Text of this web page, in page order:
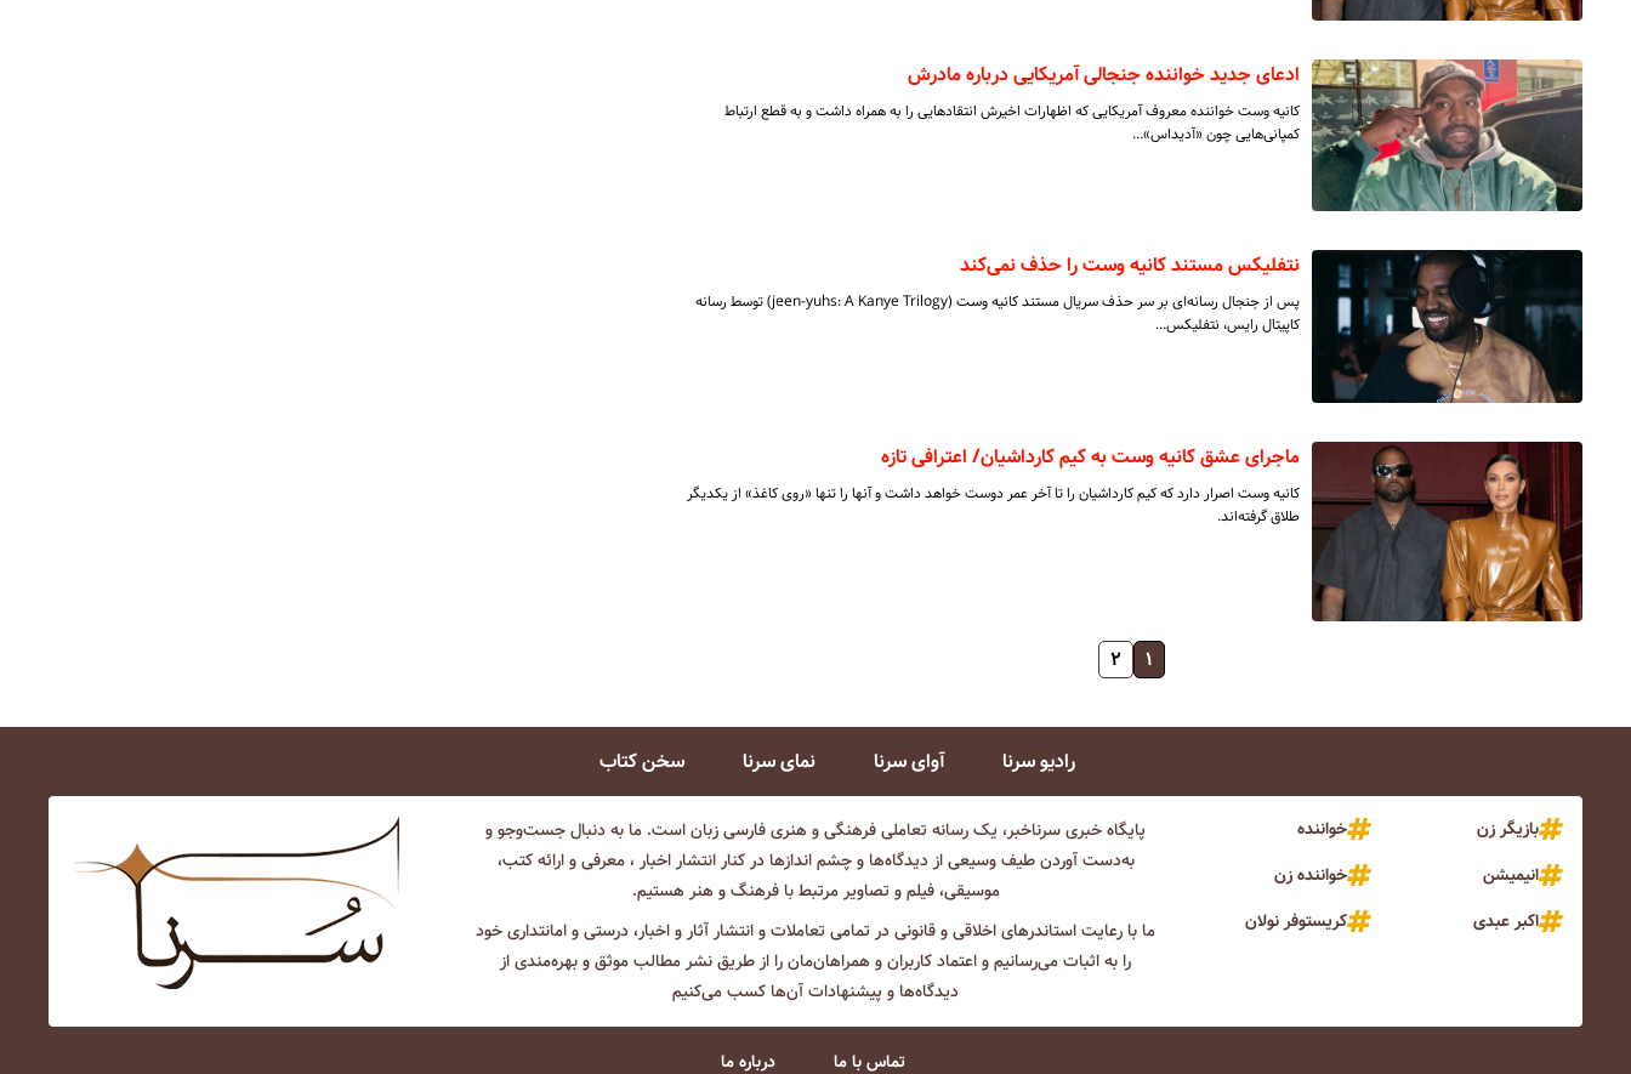
ادعای جدید خواننده جنجالی آمریکایی درباره مادرش
کانیه وست خواننده معروف آمریکایی که اظهارات اخیرش انتقادهایی را به همراه داشت و به قطع ارتباط
کمپانی‌هایی چون «آدیداس»…
نتفلیکس مستند کانیه وست را حذف نمی‌کند
پس از جنجال رسانه‌ای بر سر حذف سریال مستند کانیه وست (jeen-yuhs: A Kanye Trilogy) توسط رسانه
کاپیتال رایس، نتفلیکس…
ماجرای عشق کانیه وست به کیم کارداشیان/ اعترافی تازه
کانیه وست اصرار دارد که کیم کارداشیان را تا آخر عمر دوست خواهد داشت و آنها را تنها «روی کاغذ» از یکدیگر
طلاق گرفته‌اند.
۱ ۲
رادیو سرنا آوای سرنا نمای سرنا سخن کتاب
بازیگر زن
خواننده
انیمیشن
خواننده زن
اکبر عبدی
کریستوفر نولان
پایگاه خبری سرناخبر، یک رسانه تعاملی فرهنگی و هنری فارسی زبان است. ما به دنبال جست‌و‌جو و
به‌دست آوردن طیف وسیعی از دیدگاه‌ها و چشم انداز‌ها در کنار انتشار اخبار ، معرفی و ارائه کتب،
موسیقی، فیلم و تصاویر مرتبط با فرهنگ و هنر هستیم.
ما با رعایت استاندرهای اخلاقی و قانونی در تمامی تعاملات و انتشار آثار و اخبار، درستی و امانتداری خود
را به اثبات می‌رسانیم و اعتماد کاربران و همراهان‌مان را از طریق نشر مطالب موثق و بهره‌مندی از
دیدگاه‌ها و پیشنهادات آن‌ها کسب می‌کنیم
تماس با ما درباره ما